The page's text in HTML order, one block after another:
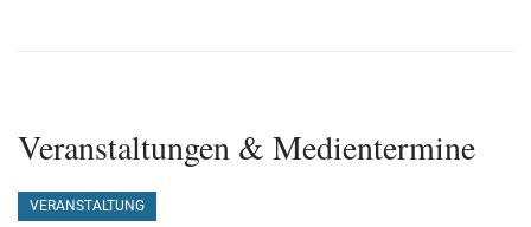
Veranstaltungen & Medientermine
VERANSTALTUNG